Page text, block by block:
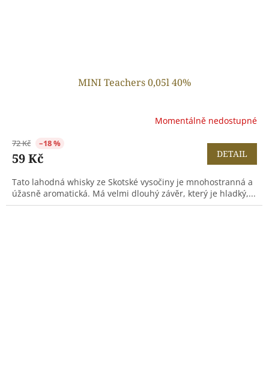
MINI Teachers 0,05l 40%
Momentálně nedostupné
72 Kč –18 %
59 Kč DETAIL
Tato lahodná whisky ze Skotské vysočiny je mnohostranná a
úžasně aromatická. Má velmi dlouhý závěr, který je hladký,...